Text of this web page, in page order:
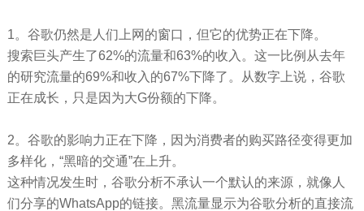
1。谷歌仍然是人们上网的窗口，但它的优势正在下降。
搜索巨头产生了62%的流量和63%的收入。这一比例从去年
的研究流量的69%和收入的67%下降了。从数字上说，谷歌
正在成长，只是因为大G份额的下降。
2。谷歌的影响力正在下降，因为消费者的购买路径变得更加
多样化，“黑暗的交通”在上升。
这种情况发生时，谷歌分析不承认一个默认的来源，就像人
们分享的WhatsApp的链接。黑流量显示为谷歌分析的直接流